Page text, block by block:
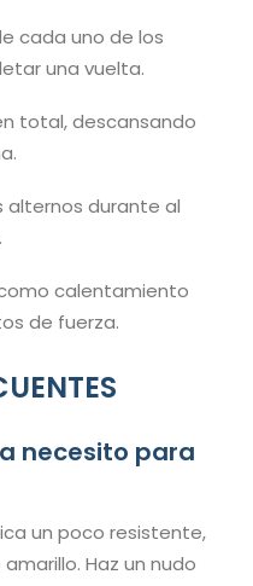
cada uno de los
una vuelta.
total, descansando
alternos durante al
calentamiento
de fuerza.
necesito para
un poco resistente,
Haz un nudo